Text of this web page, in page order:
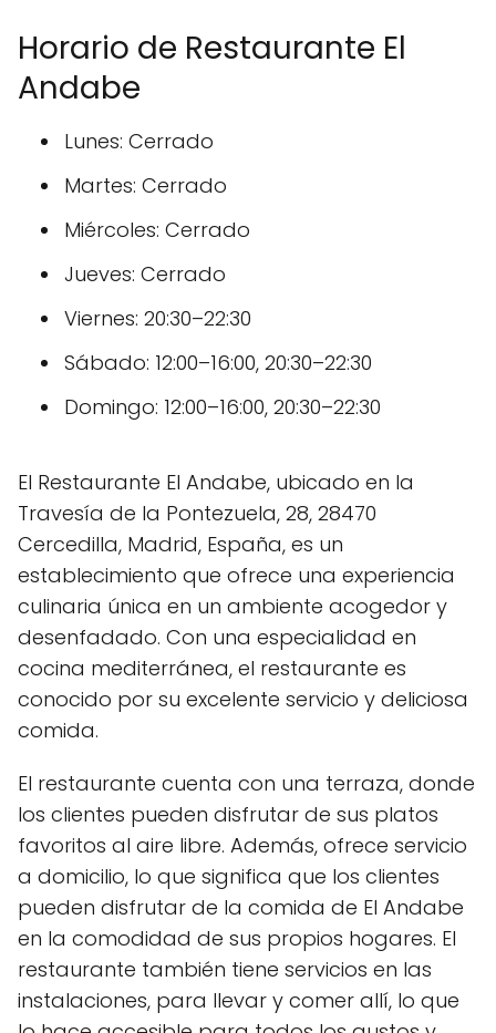
Horario de Restaurante El
Andabe
Lunes: Cerrado
Martes: Cerrado
Miércoles: Cerrado
Jueves: Cerrado
Viernes: 20:30–22:30
Sábado: 12:00–16:00, 20:30–22:30
Domingo: 12:00–16:00, 20:30–22:30
El Restaurante El Andabe, ubicado en la
Travesía de la Pontezuela, 28, 28470
Cercedilla, Madrid, España, es un
establecimiento que ofrece una experiencia
culinaria única en un ambiente acogedor y
desenfadado. Con una especialidad en
cocina mediterránea, el restaurante es
conocido por su excelente servicio y deliciosa
comida.
El restaurante cuenta con una terraza, donde
los clientes pueden disfrutar de sus platos
favoritos al aire libre. Además, ofrece servicio
a domicilio, lo que significa que los clientes
pueden disfrutar de la comida de El Andabe
en la comodidad de sus propios hogares. El
restaurante también tiene servicios en las
instalaciones, para llevar y comer allí, lo que